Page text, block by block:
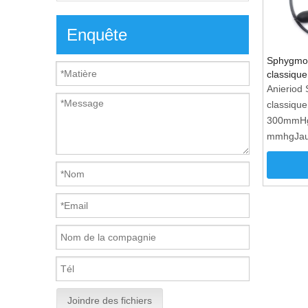
Enquête
Joindre des fichiers
classique
Anieriod
en
vessie
PVC à la